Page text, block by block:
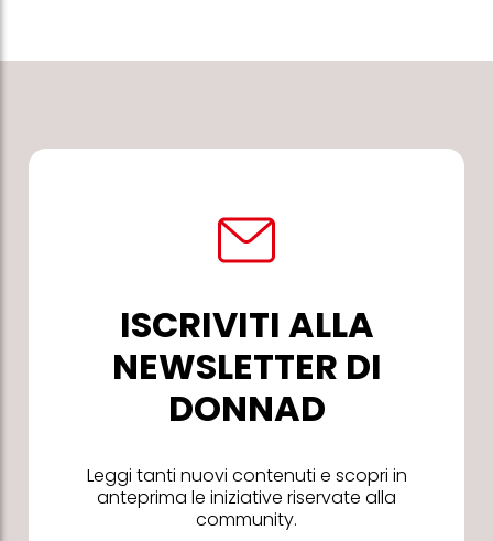
ISCRIVITI ALLA
NEWSLETTER DI
DONNAD
Leggi tanti nuovi contenuti e scopri in
anteprima le iniziative riservate alla
community.